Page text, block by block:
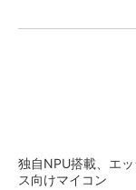
独自NPU搭載、エ
ス向けマイコン